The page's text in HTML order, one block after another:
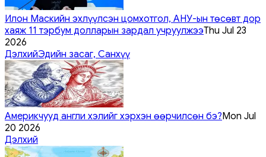
Илон Маскийн эхлүүлсэн цомхотгол, АНУ-ын төсөвт дор
хаяж 11 тэрбум долларын зардал учруулжээThu Jul 23
2026
ДэлхийЭдийн засаг, Санхүү
Америкчууд англи хэлийг хэрхэн өөрчилсөн бэ?Mon Jul
20 2026
Дэлхий